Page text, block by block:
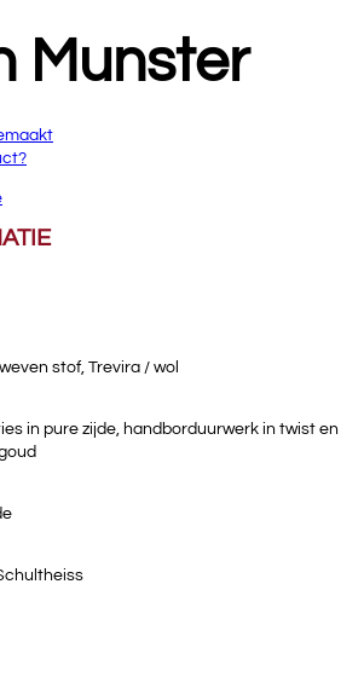
Munster
stof, Trevira / wol
in pure zijde, handborduurwerk in twist en